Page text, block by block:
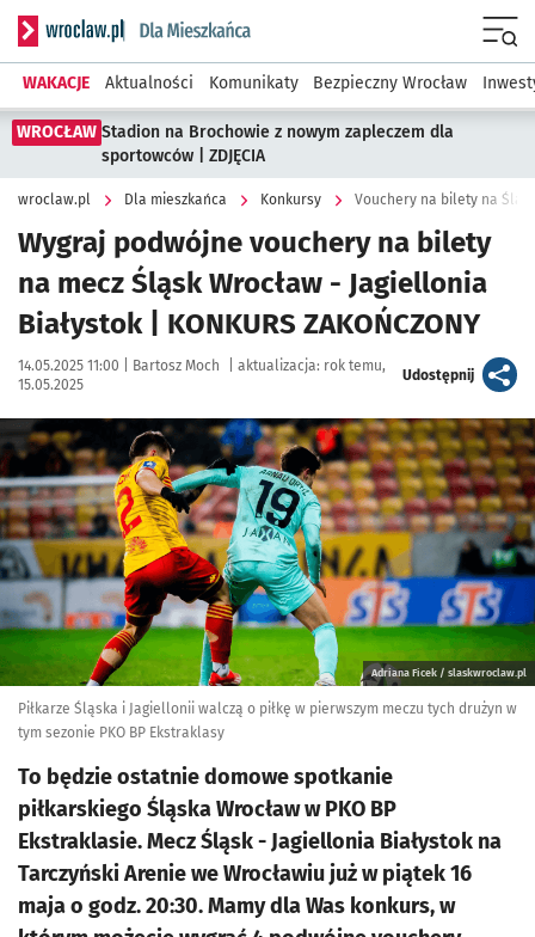
Serwis informacyjny wroclaw.pl podserwis: Dla mieszkańca
WAKACJE Aktualności Komunikaty Bezpieczny Wrocław
WROCŁAW Stadion na Brochowie z nowym zapleczem dla
sportowców | ZDJĘCIA
wroclaw.pl Dla mieszkańca Konkursy Vouchery na bilety na
Wygraj podwójne vouchery na bilety
na mecz Śląsk Wrocław - Jagiellonia
Białystok | KONKURS ZAKOŃCZONY
Data publikacji:
14.05.2025 11:00 | Autor:
Bartosz Moch aktualizacja: rok temu,
15.05.2025
Udostępnijartykuł
Kliknij, aby powiększyć
Adriana Ficek / slaskwroclaw.pl
Piłkarze Śląska i Jagiellonii walczą o piłkę w pierwszym meczu tych drużyn w
tym sezonie PKO BP Ekstraklasy
To będzie ostatnie domowe spotkanie
piłkarskiego Śląska Wrocław w PKO BP
Ekstraklasie. Mecz Śląsk - Jagiellonia Białystok na
Tarczyński Arenie we Wrocławiu już w piątek 16
maja o godz. 20:30. Mamy dla Was konkurs, w